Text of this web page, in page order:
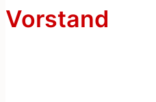
Vorstand